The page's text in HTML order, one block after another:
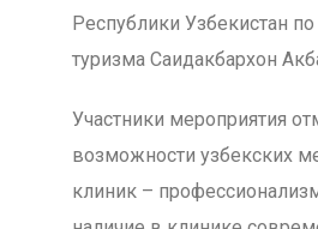
Республики Узбекистан
туризма Саидакбархон
Участники мероприятия
возможности узбекских
клиник –